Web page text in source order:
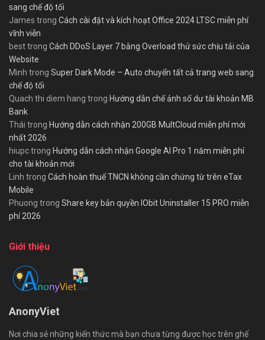
sang chế độ tối
James trong Cách cài đặt và kích hoạt Office 2024 LTSC miễn phí
vĩnh viễn
besttrong Cách DDoS Layer 7 bằng Overload thử sức chịu tải của
Website
Minh trong Super Dark Mode – Auto chuyển tất cả trang web sang
chế độ tối
Quach thi diem hang trong Hướng dẫn chế ảnh số dư tài khoản MB
Bank
Thái trong Hướng dẫn cách nhận 200GB MultCloud miễn phí mới
nhất 2026
hiupctrong Hướng dẫn cách nhận Google AI Pro 1 năm miễn phí
cho tài khoản mới
Linh trong Cách hoàn thuế TNCN không cần chứng từ trên eTax
Mobile
Phuong trong Share key bản quyền IObit Uninstaller 15 PRO miễn
phí 2026
Giới thiệu
AnonyViet
Nơi chia sẻ những kiến thức mà bạn chưa từng được học trên ghế